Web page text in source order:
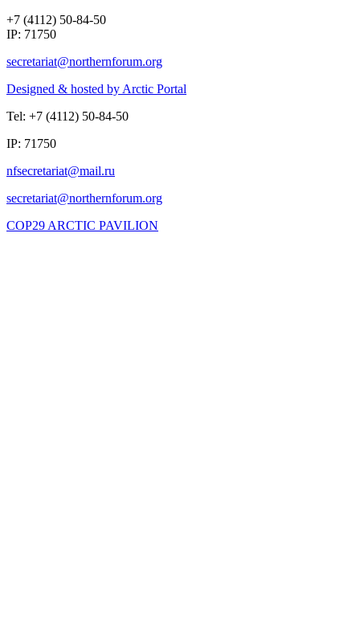
+7 (4112) 50-84-50
IP: 71750
Designed & hosted by Arctic Portal
Tel: +7 (4112) 50-84-50
IP: 71750
COP29 ARCTIC PAVILION